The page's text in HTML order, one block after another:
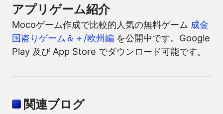
アプリゲーム紹介
Mocoゲーム作成で比較的人気の無料ゲーム 成金
国盗りゲーム＆＋/欧州編 を公開中です。Google
Play 及び App Store でダウンロード可能です。
関連ブログ